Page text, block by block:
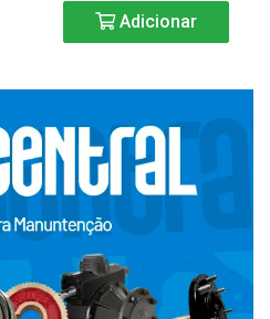
Adicionar